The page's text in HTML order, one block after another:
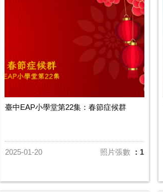
臺中EAP小學堂第22集：春節症候群
2025-01-20 照片張數 ：1